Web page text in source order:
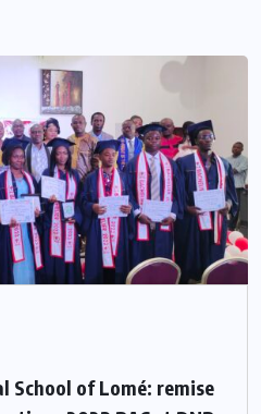
School of Lomé: remise